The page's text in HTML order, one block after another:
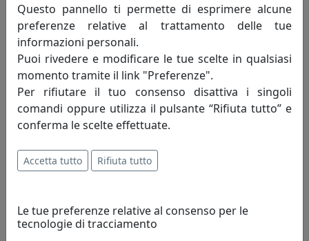
OROLOGIO A CUCÙ CUCUCITY 1850N NERO
Progetti
Questo pannello ti permette di esprimere alcune
preferenze relative al trattamento delle tue
informazioni personali.
Puoi rivedere e modificare le tue scelte in qualsiasi
momento tramite il link "Preferenze".
Per rifiutare il tuo consenso disattiva i singoli
comandi oppure utilizza il pulsante “Rifiuta tutto” e
conferma le scelte effettuate.
Accetta tutto Rifiuta tutto
Le tue preferenze relative al consenso per le
tecnologie di tracciamento